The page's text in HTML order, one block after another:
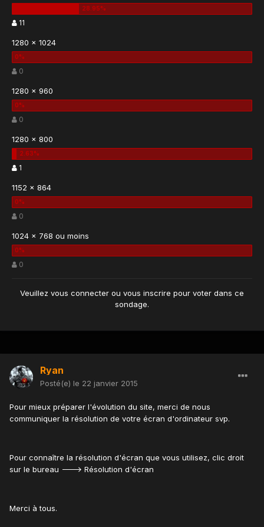
11
1280 x 1024
0
1280 x 960
0
1280 x 800
1
1152 x 864
0
1024 x 768 ou moins
0
Veuillez vous connecter ou vous inscrire pour voter dans ce
sondage.
Ryan
Posté(e) le 22 janvier 2015
Pour mieux préparer l'évolution du site, merci de nous
communiquer la résolution de votre écran d'ordinateur svp.
Pour connaître la résolution d'écran que vous utilisez, clic droit
sur le bureau ---> Résolution d'écran
Merci à tous.